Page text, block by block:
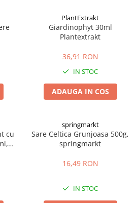
PlantExtrakt
Giardinophyt 30ml
Plantextrakt
36,91 RON
IN STOC
ADAUGA IN COS
cu
springmarkt
Sare Celtica Grunjoasa 500g,
springmarkt
16,49 RON
IN STOC